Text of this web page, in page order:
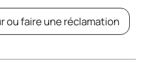
ou faire une réclamation